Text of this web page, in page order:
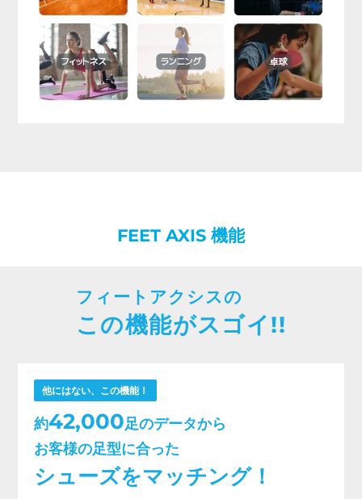
FEET AXIS 機能
フィートアクシスの
この機能がスゴイ!!
他にはない、この機能！
約42,000足のデータから
お客様の足型に合った
シューズをマッチング！